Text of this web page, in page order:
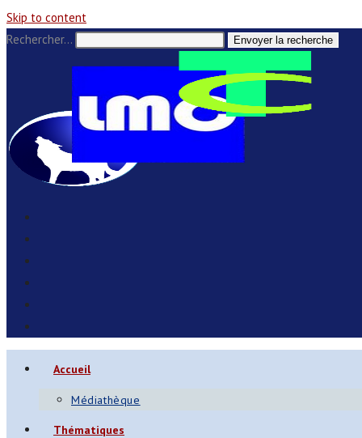
Skip to content
Rechercher…
Envoyer la recherche
Accueil
Médiathèque
Thématiques